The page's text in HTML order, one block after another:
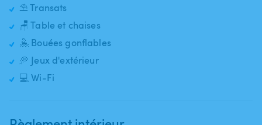
⛱️ Transats
🪑 Table et chaises
🤽 Bouées gonflables
🥏 Jeux d'extérieur
💻 Wi-Fi